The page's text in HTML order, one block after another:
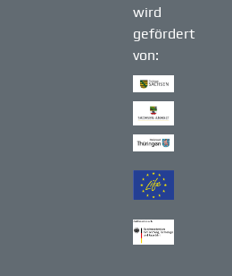
wird
gefördert
von: